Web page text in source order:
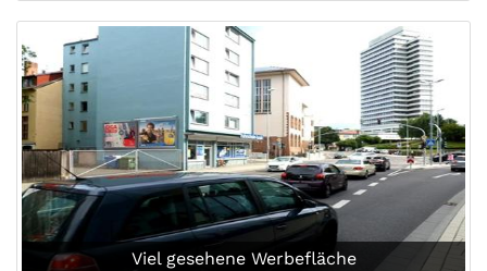
Viel gesehene Werbefläche